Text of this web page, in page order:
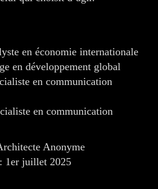
en économie internationale
en développement global
en communication
en communication
Anonyme
1er juillet 2025